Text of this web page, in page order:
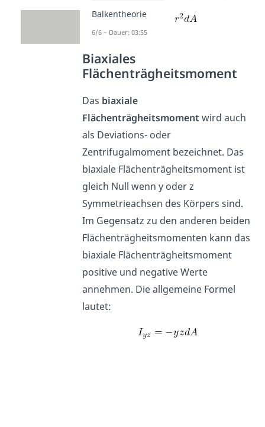
Biaxiales
Flächenträgheitsmoment
Das biaxiale
Flächenträgheitsmoment wird auch
als Deviations- oder
Zentrifugalmoment bezeichnet. Das
biaxiale Flächenträgheitsmoment ist
gleich Null wenn y oder z
Symmetrieachsen des Körpers sind.
Im Gegensatz zu den anderen beiden
Flächenträgheitsmomenten kann das
biaxiale Flächenträgheitsmoment
positive und negative Werte
annehmen. Die allgemeine Formel
lautet:
Balkentheorie
6/6 – Dauer: 03:55